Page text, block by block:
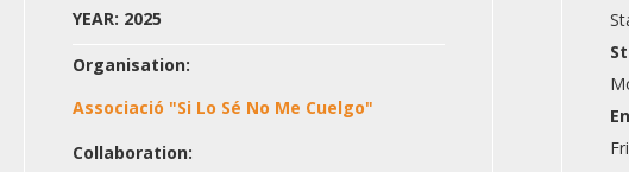
YEAR: 2025
Organisation:
Associació "Si Lo Sé No Me Cuelgo"
Collaboration: